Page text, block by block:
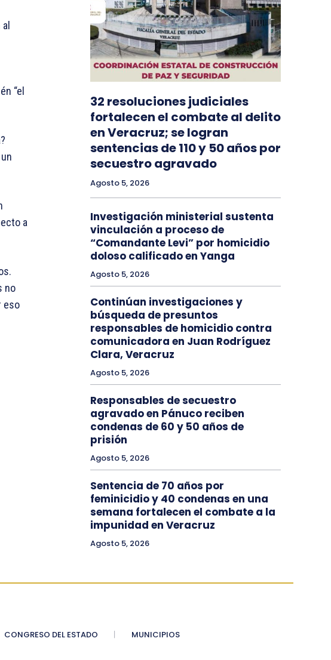
al
“el
a
no
eso
32 resoluciones judiciales
fortalecen el combate al delito
en Veracruz; se logran
sentencias de 110 y 50 años por
secuestro agravado
Agosto 5, 2026
Investigación ministerial sustenta
vinculación a proceso de
“Comandante Levi” por homicidio
doloso calificado en Yanga
Agosto 5, 2026
Continúan investigaciones y
búsqueda de presuntos
responsables de homicidio contra
comunicadora en Juan Rodríguez
Clara, Veracruz
Agosto 5, 2026
Responsables de secuestro
agravado en Pánuco reciben
condenas de 60 y 50 años de
prisión
Agosto 5, 2026
Sentencia de 70 años por
feminicidio y 40 condenas en una
semana fortalecen el combate a la
impunidad en Veracruz
Agosto 5, 2026
CONGRESO DEL ESTADO MUNICIPIOS